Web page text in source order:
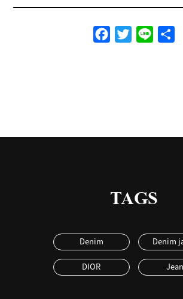
FacebookTwitterLine
TAGS
Denim Denim
DIOR